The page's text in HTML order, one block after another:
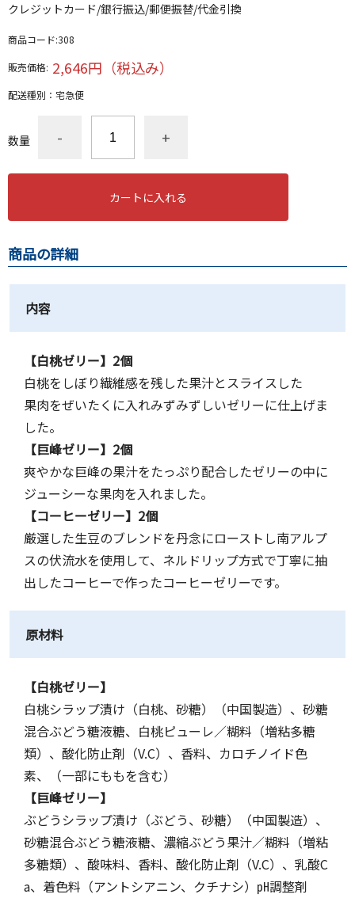
クレジットカード/銀行振込/郵便振替/代金引換
商品コード:308
販売価格: 2,646円（税込み）
配送種別： 宅急便
数量 - +
カートに入れる
商品の詳細
内容
【白桃ゼリー】2個
白桃をしぼり繊維感を残した果汁とスライスした
果肉をぜいたくに入れみずみずしいゼリーに仕上げま
した。
【巨峰ゼリー】2個
爽やかな巨峰の果汁をたっぷり配合したゼリーの中に
ジューシーな果肉を入れました。
【コーヒーゼリー】2個
厳選した生豆のブレンドを丹念にローストし南アルプ
スの伏流水を使用して、ネルドリップ方式で丁寧に抽
出したコーヒーで作ったコーヒーゼリーです。
原材料
【白桃ゼリー】
白桃シラップ漬け（白桃、砂糖）（中国製造）、砂糖
混合ぶどう糖液糖、白桃ピューレ／糊料（増粘多糖
類）、酸化防止剤（V.C）、香料、カロチノイド色
素、（一部にももを含む）
【巨峰ゼリー】
ぶどうシラップ漬け（ぶどう、砂糖）（中国製造）、
砂糖混合ぶどう糖液糖、濃縮ぶどう果汁／糊料（増粘
多糖類）、酸味料、香料、酸化防止剤（V.C）、乳酸C
a、着色料（アントシアニン、クチナシ）㏗調整剤